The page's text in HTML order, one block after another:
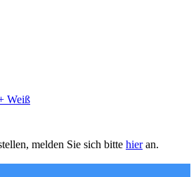
Weiß
melden Sie sich bitte hieran.